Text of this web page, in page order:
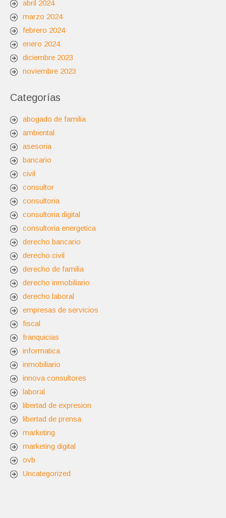
abril 2024
marzo 2024
febrero 2024
enero 2024
diciembre 2023
noviembre 2023
Categorías
abogado de familia
ambiental
asesoria
bancario
civil
consultor
consultoria
consultoria digital
consultoria energetica
derecho bancario
derecho civil
derecho de familia
derecho inmobiliario
derecho laboral
empresas de servicios
fiscal
franquicias
informatica
inmobiliario
innova consultores
laboral
libertad de expresion
libertad de prensa
marketing
marketing digital
ovb
Uncategorized